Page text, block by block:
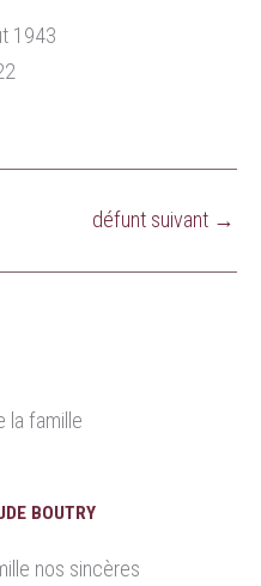
1943
défunt suivant →
la famille
BOUTRY
nos sincères